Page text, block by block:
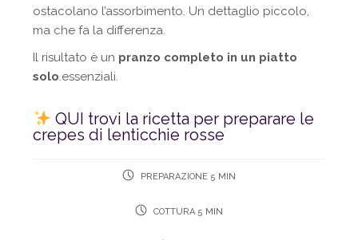
ostacolano l’assorbimento. Un dettaglio piccolo,
ma che fa la differenza.
Il risultato è un pranzo completo in un piatto
solo.essenziali.
QUI trovi la ricetta per preparare le
crepes di lenticchie rosse
PREPARAZIONE 5 MIN
COTTURA 5 MIN